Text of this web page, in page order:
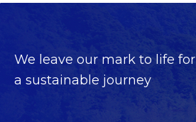
We leave our mark to life for
a sustainable journey